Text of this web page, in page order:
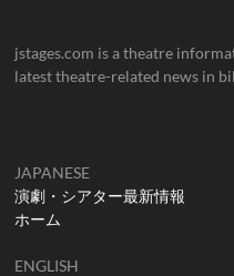
jstages.com is a theatre
latest theatre-related news in
JAPANESE
演劇・シアター最新情報
ホーム
ENGLISH